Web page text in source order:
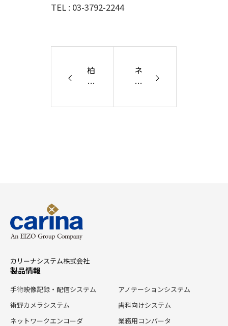
TEL : 03-3792-2244
柏
葉
神
ネ
ク
ト
カリーナシステム株式会社
製品情報
手術映像記録・配信システム
術野カメラシステム
ネットワークエンコーダ
アノテーションシステム
歯科向けシステム
業務用コンバータ